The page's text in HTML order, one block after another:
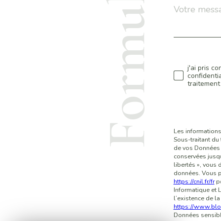
I
E
O
S
C
Message
*
j'ai pris
Les
Sous-traitant
de vos
conservées
libertés », vous
données. Vous
https://cnil.fr/fr
Informatique et
l’existence de
https://
Données